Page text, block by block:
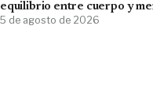
equilibrio entre cuerpo y
5 de agosto de 2026